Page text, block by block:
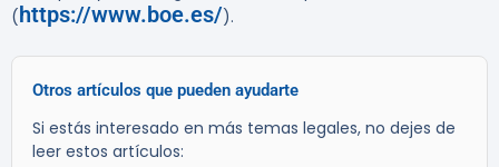
(https://www.boe.es/).
Otros artículos que pueden ayudarte
Si estás interesado en más temas legales, no dejes de
leer estos artículos: